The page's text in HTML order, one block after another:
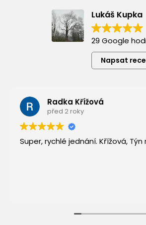
Lukáš Kupka
29 Google
Napsat
Radka Křížová
před 2 roky
Super,